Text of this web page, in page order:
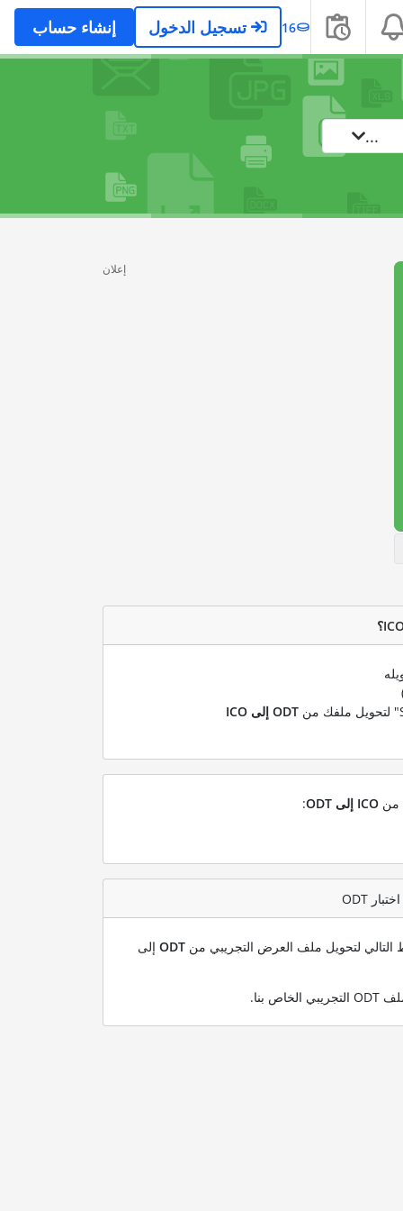
16 تسجيل الدخول إنشاء حساب
...
إعلان
ODT إلى ICO
من ICO إلى ODT :
التالي لتحويل ملف العرض التجريبي من ODT إلى
.